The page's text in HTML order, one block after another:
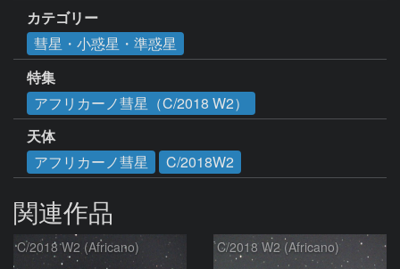
カテゴリー
彗星・小惑星・準惑星
特集
アフリカーノ彗星（C/2018 W2）
天体
アフリカーノ彗星
C/2018W2
関連作品
C/2018 W2 (Africano) C/2018 W2 (Africano)